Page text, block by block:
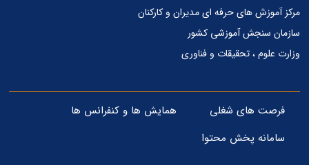
مرکز آموزش های حرفه ای مدیران و کارکنان
سازمان سنجش آموزشی کشور
وزارت علوم ، تحقیقات و فناوری
فرصت های شغلی
همایش ها و کنفرانس ها
سامانه پخش محتوا